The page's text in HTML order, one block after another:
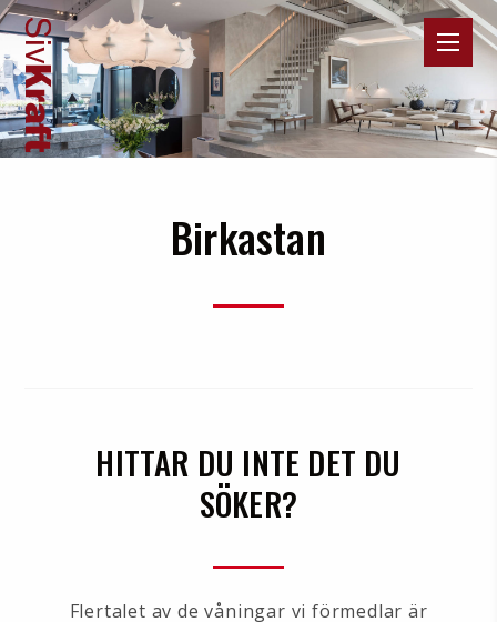
Birkastan
HITTAR DU INTE DET DU
SÖKER?
Flertalet av de våningar vi förmedlar är